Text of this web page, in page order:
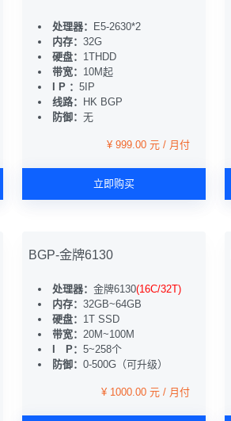
处理器：
E5-2630*2
内存： 32G
硬盘： 1THDD
带宽： 10M起
I P ： 5IP
线路：
HK BGP
防御： 无
¥ 999.00 元 / 月付
立即购买
BGP-金牌6130
处理器： 金牌6130(16C/32T)
内存： 32GB~64GB
硬盘： 1T SSD
带宽： 20M~100M
I P： 5~258个
防御： 0-500G（可升级）
¥ 1000.00 元 / 月付